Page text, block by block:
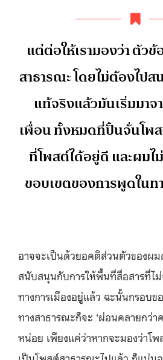
แต่ต่อให้เรามองว่า ตัว
สาธารณะ โดยไม่ต้องไปส
แท้จริงแล้วมันเริ่มมาจ
เพื่อน ทั้งหมดที่ปั้นจั่นโพ
ที่โพสต์ได้อยู่ดี และผมไ
ขอบเขตของการพูดในท
อาจจะเป็นด้วยอคติส่วนตัวของผ
สนับสนุนกับการให้พื้นที่สื่อสารที่ไ
ทางการเมืองอยู่แล้ว ฉะนั้นกรอบข
ทางสาธารณะก็จะ ‘ผ่อนคลายกว่า
หน่อย เพียงแค่ว่าหากจะมองว่าโ